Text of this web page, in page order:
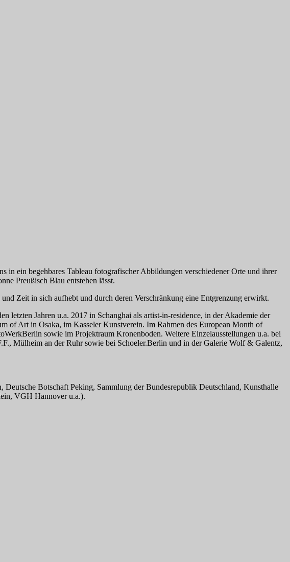
ein begehbares Tableau fotografischer Abbildungen verschiedener Orte und ihrer
Preußisch Blau entstehen lässt.
Zeit in sich aufhebt und durch deren Verschränkung eine Entgrenzung erwirkt.
Jahren u.a. 2017 in Schanghai als artist-in-residence, in der Akademie der
of Art in Osaka, im Kasseler Kunstverein. Im Rahmen des European Month of
sowie im Projektraum Kronenboden. Weitere Einzelausstellungen u.a. bei
Mülheim an der Ruhr sowie bei Schoeler.Berlin und in der Galerie Wolf & Galentz,
Botschaft Peking, Sammlung der Bundesrepublik Deutschland, Kunsthalle
VGH Hannover u.a.).